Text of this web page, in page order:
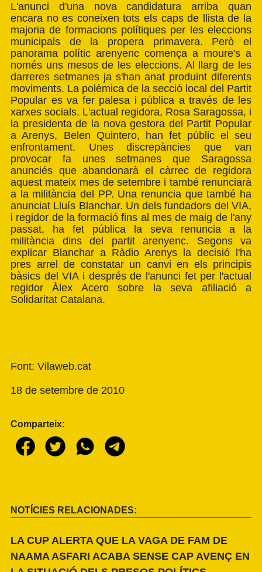
L'anunci d'una nova candidatura arriba quan
encara no es coneixentotsels capsde llista de la
majoria de formacions polítiques per les eleccions
municipals de la propera primavera. Però el
panorama polític arenyenc comença a moure's a
només uns mesos de les eleccions. Al llarg de les
darreres setmanes ja s'han anat produint diferents
moviments. La polèmica de la secció local del Partit
Popular es va fer palesa i pública a través de les
xarxes socials. L'actual regidora, Rosa Saragossa, i
la presidenta de la nova gestora del Partit Popular
a Arenys, Belen Quintero, han fet públic el seu
enfrontament. Unes discrepàncies que van
provocar fa unes setmanes que Saragossa
anunciés que abandonarà el càrrec de regidora
aquest mateix mes de setembre i també renunciarà
a la militància del PP. Una renuncia que també ha
anunciat Lluís Blanchar. Un dels fundadors del VIA,
i regidor de la formació fins al mes de maig de l'any
passat, ha fet pública la seva renuncia a la
militància dins del partit arenyenc. Segons va
explicar Blanchar a Ràdio Arenys la decisió l'ha
pres arrel de constatar un canvi en els principis
bàsics del VIA i després de l'anunci fet per l'actual
regidor Àlex Acero sobre la seva afiliació a
Solidaritat Catalana.
Font: Vilaweb.cat
18 de setembre de 2010
Comparteix:
NOTÍCIES RELACIONADES:
LA CUP ALERTA QUE LA VAGA DE FAM DE
NAAMA ASFARI ACABA SENSE CAP AVENÇ EN